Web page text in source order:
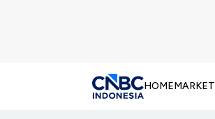
HOMEMARKET